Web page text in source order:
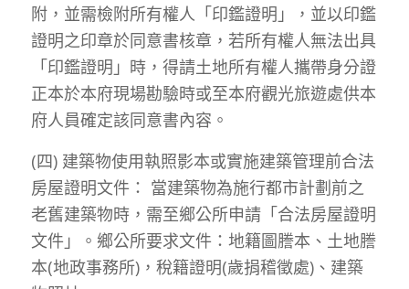
附，並需檢附所有權人「印鑑證明」，並以印鑑
證明之印章於同意書核章，若所有權人無法出具
「印鑑證明」時，得請土地所有權人攜帶身分證
正本於本府現場勘驗時或至本府觀光旅遊處供本
府人員確定該同意書內容。
(四) 建築物使用執照影本或實施建築管理前合法
房屋證明文件： 當建築物為施行都市計劃前之
老舊建築物時，需至鄉公所申請「合法房屋證明
文件」。鄉公所要求文件：地籍圖謄本、土地謄
本(地政事務所)，稅籍證明(歲捐稽徵處)、建築